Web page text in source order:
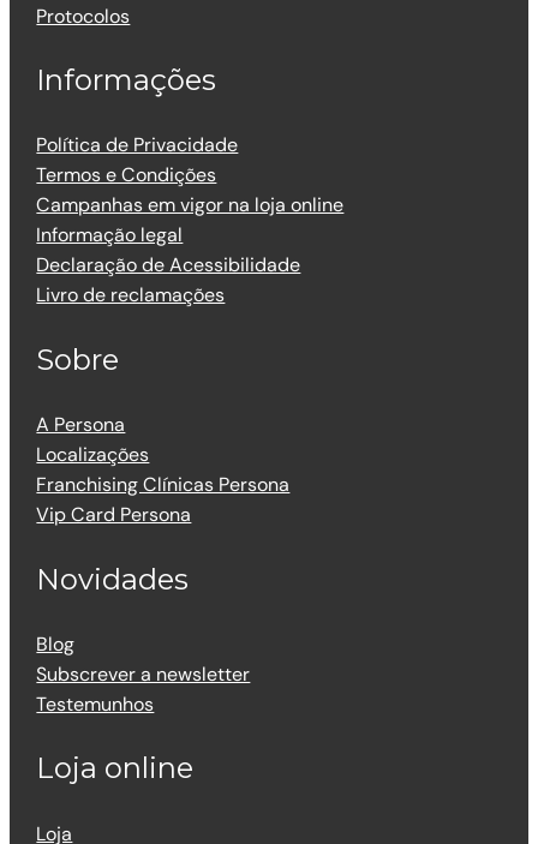
Protocolos
Informações
Política de Privacidade
Termos e Condições
Campanhas em vigor na loja online
Informação legal
Declaração de Acessibilidade
Livro de reclamações
Sobre
A Persona
Localizações
Franchising Clínicas Persona
Vip Card Persona
Novidades
Blog
Subscrever a newsletter
Testemunhos
Loja online
Loja